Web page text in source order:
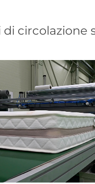
di circolazione